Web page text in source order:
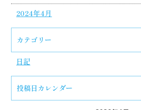
2024年4月
カテゴリー
日記
投稿日カレンダー